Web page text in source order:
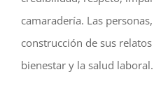
camaradería. Las
construcción de sus
bienestar y la salud laboral.